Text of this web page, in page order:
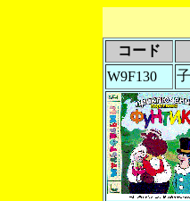
コード
W9F130